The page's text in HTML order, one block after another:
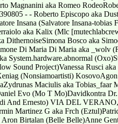
Magnanini aka Romeo
- - Roberto Episcopo aka
Insana (Salvatore Insana-tobias
aka Kalix (Mlc
Bosco aka
Di Maria Di Maria aka _wolv
System.hardware.abnormal
Sound Project)Vanessa Rusci
(Nonsiamoartisti)
Maciulis aka Tobias_faar
Evo (Mo T Mo)Davidkontra
And Ernesto) VIA DEL
Martinez G aka Frch
Birtalan (Belle Belle)Anne